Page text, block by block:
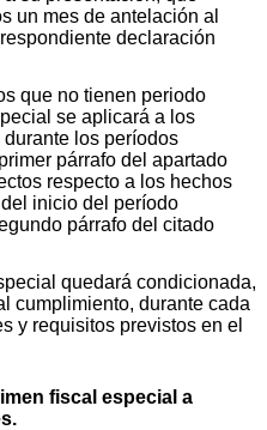
un mes de antelación al
declaración
que no tienen periodo
se aplicará a los
los períodos
párrafo del apartado
respecto a los hechos
inicio del período
párrafo del citado
quedará condicionada,
cumplimiento, durante cada
y requisitos previstos en el
fiscal especial a